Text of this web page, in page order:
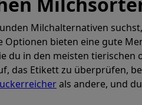
Milchalternativen
Optionen bieten eine gute
du in den meisten
das Etikett zu überprüfen,
als andere, und
Speisepläne,